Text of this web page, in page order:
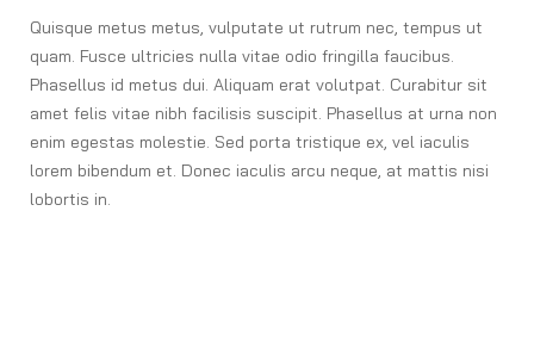
Quisque metus metus, vulputate ut rutrum nec, tempus ut
quam. Fusce ultricies nulla vitae odio fringilla faucibus.
Phasellus id metus dui. Aliquam erat volutpat. Curabitur sit
amet felis vitae nibh facilisis suscipit. Phasellus at urna non
enim egestas molestie. Sed porta tristique ex, vel iaculis
lorem bibendum et. Donec iaculis arcu neque, at mattis nisi
lobortis in.